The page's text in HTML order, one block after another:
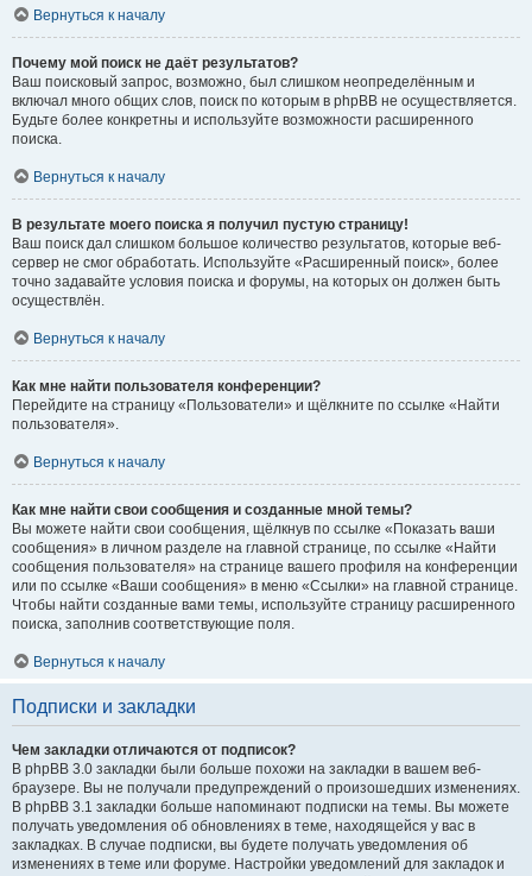
Вернуться к началу
Почему мой поиск не даёт результатов?
Ваш поисковый запрос, возможно, был слишком неопределённым и
включал много общих слов, поиск по которым в phpBB не осуществляется.
Будьте более конкретны и используйте возможности расширенного
поиска.
Вернуться к началу
В результате моего поиска я получил пустую страницу!
Ваш поиск дал слишком большое количество результатов, которые веб-
сервер не смог обработать. Используйте «Расширенный поиск», более
точно задавайте условия поиска и форумы, на которых он должен быть
осуществлён.
Вернуться к началу
Как мне найти пользователя конференции?
Перейдите на страницу «Пользователи» и щёлкните по ссылке «Найти
пользователя».
Вернуться к началу
Как мне найти свои сообщения и созданные мной темы?
Вы можете найти свои сообщения, щёлкнув по ссылке «Показать ваши
сообщения» в личном разделе на главной странице, по ссылке «Найти
сообщения пользователя» на странице вашего профиля на конференции
или по ссылке «Ваши сообщения» в меню «Ссылки» на главной странице.
Чтобы найти созданные вами темы, используйте страницу расширенного
поиска, заполнив соответствующие поля.
Вернуться к началу
Подписки и закладки
Чем закладки отличаются от подписок?
В phpBB 3.0 закладки были больше похожи на закладки в вашем веб-
браузере. Вы не получали предупреждений о произошедших изменениях.
В phpBB 3.1 закладки больше напоминают подписки на темы. Вы можете
получать уведомления об обновлениях в теме, находящейся у вас в
закладках. В случае подписки, вы будете получать уведомления об
изменениях в теме или форуме. Настройки уведомлений для закладок и